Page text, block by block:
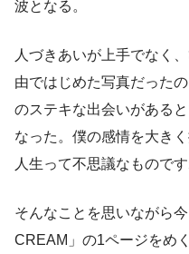
波となる。
人づきあいが上手でなく
由ではじめた写真だった
のステキな出会いがある
なった。僕の感情を大き
人生って不思議なものです
そんなことを思いながら
CREAM」の1ページをめ